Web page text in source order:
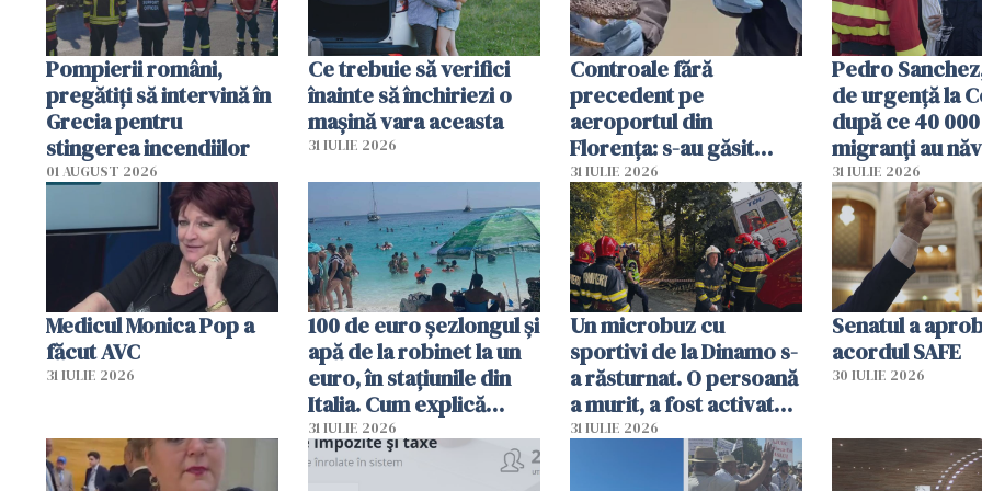
Pompierii români,
pregătiţi să intervină în
Grecia pentru
stingerea incendiilor
01 AUGUST 2026
Ce trebuie să verifici
înainte să închiriezi o
mașină vara aceasta
31 IULIE 2026
Controale fără
precedent pe
aeroportul din
Florența: s-au găsit
capete de aligator și o
sumă imensă de bani
31 IULIE 2026
Pedro
de urgență la
după ce 40
migranți au
teritoriul
mobiliza toate
resursele"
31 IULIE 2026
Medicul Monica Pop a
făcut AVC
31 IULIE 2026
100 de euro șezlongul și
apă de la robinet la un
euro, în stațiunile din
Italia. Cum explică
autoritățile
31 IULIE 2026
Un microbuz cu
sportivi de la Dinamo s-
a răsturnat. O persoană
a murit, a fost activat
planul roșu de
31 IULIE 2026
Senatul a
acordul SAFE
30 IULIE 2026